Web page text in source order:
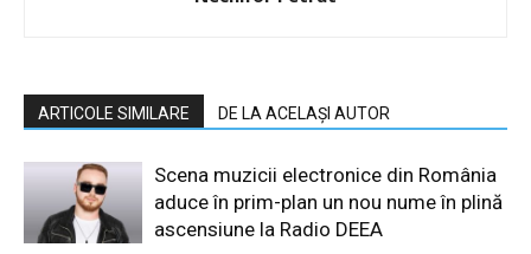
ARTICOLE SIMILARE DE LA ACELAȘI AUTOR
Scena muzicii electronice din România
aduce în prim-plan un nou nume în plină
ascensiune la Radio DEEA